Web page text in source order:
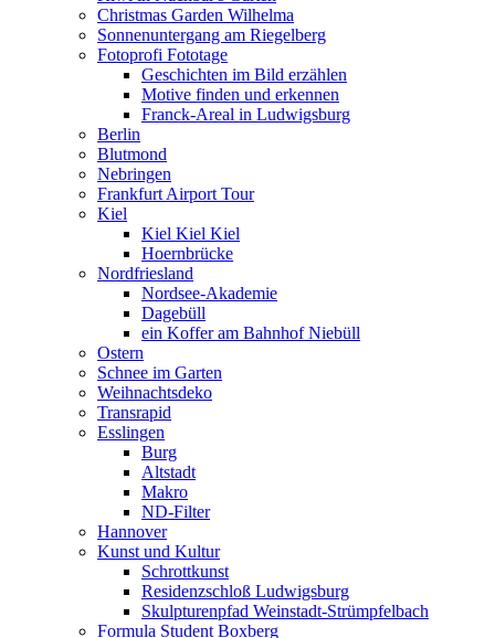
Christmas Garden Wilhelma
Sonnenuntergang am Riegelberg
Fotoprofi Fototage
Geschichten im Bild erzählen
Motive finden und erkennen
Franck-Areal in Ludwigsburg
Berlin
Blutmond
Nebringen
Frankfurt Airport Tour
Kiel
Kiel Kiel Kiel
Hoernbrücke
Nordfriesland
Nordsee-Akademie
Dagebüll
ein Koffer am Bahnhof Niebüll
Ostern
Schnee im Garten
Weihnachtsdeko
Transrapid
Esslingen
Burg
Altstadt
Makro
ND-Filter
Hannover
Kunst und Kultur
Schrottkunst
Residenzschloß Ludwigsburg
Skulpturenpfad Weinstadt-Strümpfelbach
Formula Student Boxberg